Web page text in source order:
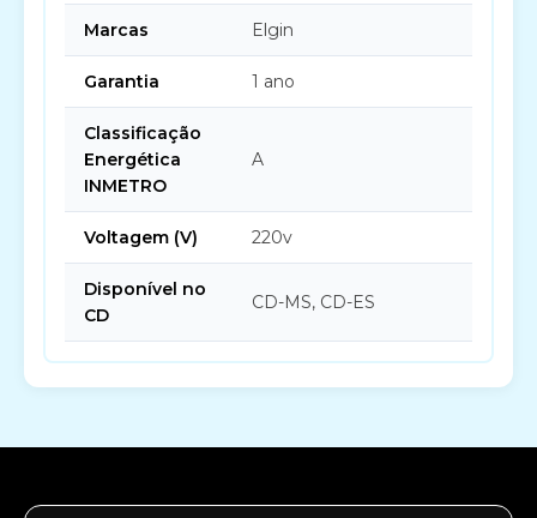
Marcas Elgin
Garantia 1 ano
Classificação
Energética
INMETRO
A
Voltagem (V) 220v
Disponível no
CD
CD-MS, CD-ES